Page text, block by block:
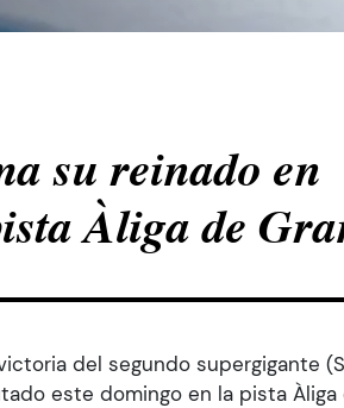
su reinado en
Àliga de
del segundo supergigante
este domingo en la pista Àliga